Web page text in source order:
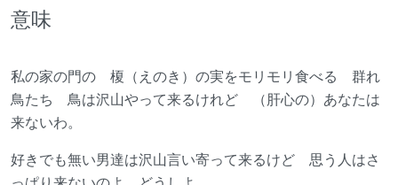
意味
私の家の門の 榎（えのき）の実をモリモリ食べる 群れ
鳥たち 鳥は沢山やって来るけれど （肝心の）あなたは
来ないわ。
好きでも無い男達は沢山言い寄って来るけど 思う人はさ